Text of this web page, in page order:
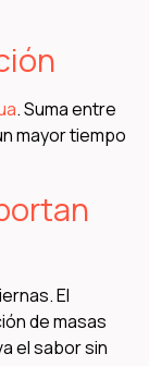
. Suma entre
mayor tiempo
El
de masas
el sabor sin